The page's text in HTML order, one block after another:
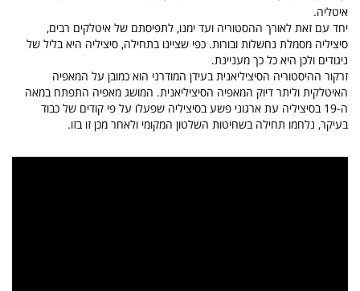
איטליה.
יחד עם זאת לאורך ההסטוריה ועד ימנו, לתפיסתם של איטלקים רבים,
סיציליה מסמלת נחשלות ובורות. כפי שציינו בתחילה, סיציליה היא בליל של
ניגודים ולכן היא כל כך מעניינת.
זרקור ההיסטוריה הסיציליאנית בעידן המודרני הוא כמובן על המאפיה
האיטלקית וליתר דיוק המאפיה הסיציליאנית. המושג מאפיה התפתח במאה
ה-19 בסיציליה עת ארגוני פשע בסיציליה
שפעלו על פי קודים של כבוד
בעיקר, נלחמו תחילה בשחיטות השלטון המקומי ולאחר מכן זו בזו.